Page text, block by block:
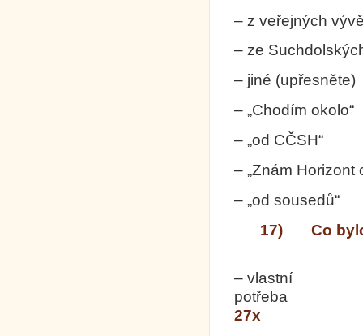
– z
– ze
– jiné
– „Chodím okolo“
– „od CČSH“
– „Znám Horizont
– „od sousedů“
17) Co bylo
– vlastní
27x